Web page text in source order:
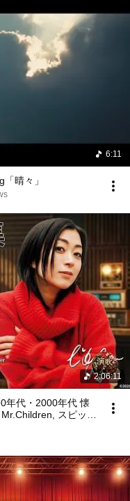
6:11
晴々」
2:06:11
年代・2000年代 懐
スピッ